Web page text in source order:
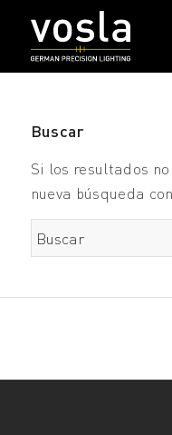
Buscar
Si los resultados
nueva búsqueda
Buscar